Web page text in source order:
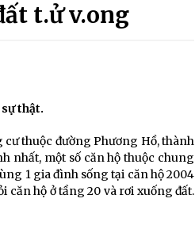
t.ử v.ong
thật.
cư thuộc đường Phương Hồ, thành
nhất, một số căn hộ thuộc chung
1 gia đình sống tại căn hộ 2004
căn hộ ở tầng 20 và rơi xuống đất.